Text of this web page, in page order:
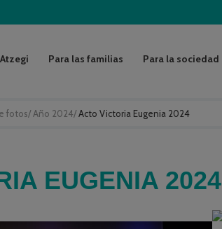
fotos/ Año 2024/Acto Victoria Eugenia 2024
Atzegi Para las familias Para la sociedad
EUGENIA 2024